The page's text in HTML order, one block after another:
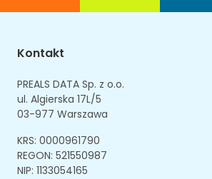
Kontakt
PREALS DATA Sp. z o.o.
ul. Algierska 17L/5
03-977 Warszawa
KRS: 0000961790
REGON: 521550987
NIP: 1133054165